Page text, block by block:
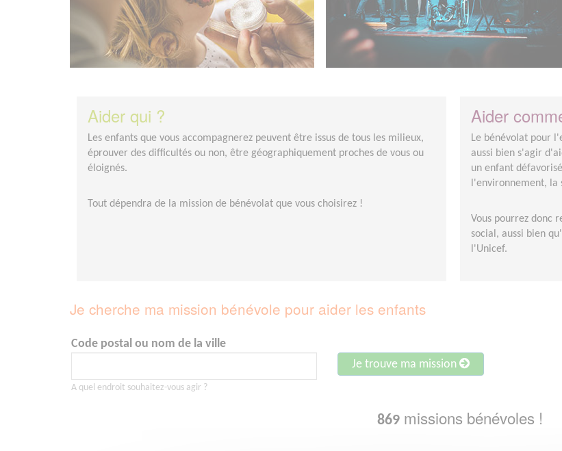
Aider qui ?
Les enfants que vous accompagnerez peuvent être issus de tous les milieux,
éprouver des difficultés ou non, être géographiquement proches de vous ou
éloignés.
Tout dépendra de la mission de bénévolat que vous choisirez !
Aider
Le bénévolat pour
aussi bien s'agir
un enfant
l'environnement,
Vous pourrez donc
social, aussi bien
l'Unicef.
Je cherche ma mission bénévole pour aider les enfants
Code postal ou nom de la ville
A quel endroit souhaitez-vous agir ?
Je trouve ma mission
869 missions bénévoles !